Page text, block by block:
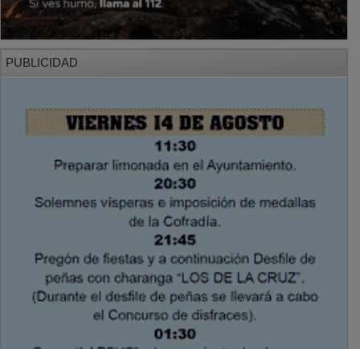
PUBLICIDAD